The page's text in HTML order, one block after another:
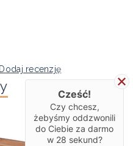
Dodaj recenzję
Cześć!
Czy chcesz,
żebyśmy oddzwonili
do Ciebie za darmo
w 28 sekund?